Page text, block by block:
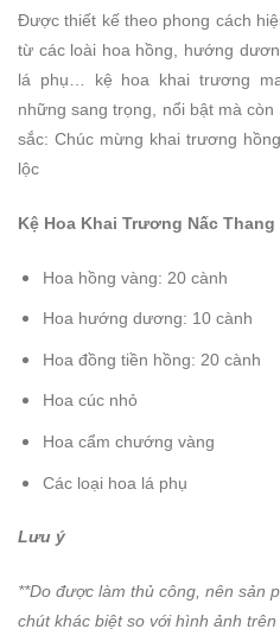
Được thiết kế theo phong cách
từ các loài hoa hồng, hướng
lá phụ… kệ hoa khai trương
những sang trọng, nổi bật mà
sắc: Chúc mừng khai trương
lộc
Kệ Hoa Khai Trương Nấc
Hoa hồng vàng: 20 cành
Hoa hướng dương: 10 cành
Hoa đồng tiền hồng: 20 cành
Hoa cúc nhỏ
Hoa cẩm chướng vàng
Các loại hoa lá phụ
Lưu ý
**Do được làm thủ công, nên sản
chút khác biệt so với hình ảnh trên